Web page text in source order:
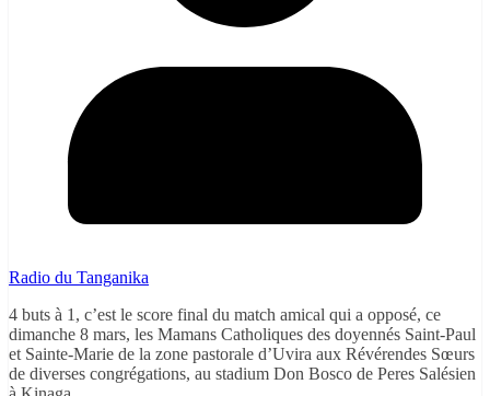
Radio du Tanganika
4 buts à 1, c’est le score final du match amical qui a opposé, ce
dimanche 8 mars, les Mamans Catholiques des doyennés Saint-Paul
et Sainte-Marie de la zone pastorale d’Uvira aux Révérendes Sœurs
de diverses congrégations, au stadium Don Bosco de Peres Salésien